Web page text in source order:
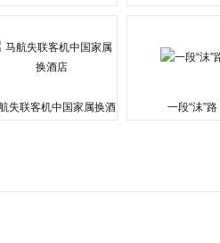
失联客机中国家属换酒
一段“沫”路